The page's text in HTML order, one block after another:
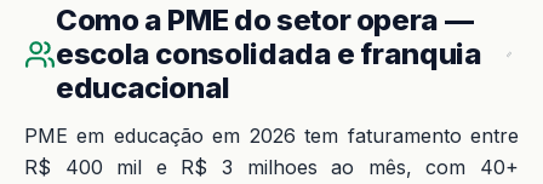
Como a PME do setor opera —
escola consolidada e franquia
educacional
PME em educação em 2026 tem faturamento entre
R$ 400 mil e R$ 3 milhoes ao mês, com 40+